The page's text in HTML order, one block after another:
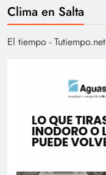
Clima en Salta
El tiempo - Tutiempo.net